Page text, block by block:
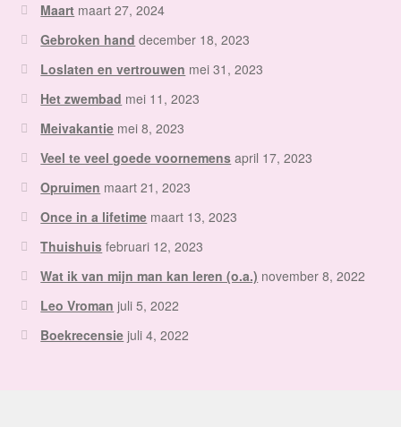
Maart maart 27, 2024
Gebroken hand december 18, 2023
Loslaten en vertrouwen mei 31, 2023
Het zwembad mei 11, 2023
Meivakantie mei 8, 2023
Veel te veel goede voornemens april 17, 2023
Opruimen maart 21, 2023
Once in a lifetime maart 13, 2023
Thuishuis februari 12, 2023
Wat ik van mijn man kan leren (o.a.) november 8, 2022
Leo Vroman juli 5, 2022
Boekrecensie juli 4, 2022